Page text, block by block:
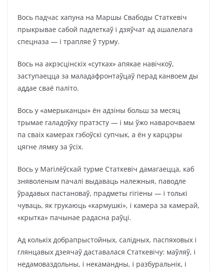
Вось падчас хапуна на Маршы Свабоды Статкевіч
прыкрывае сабой падлеткаў і дзяўчат ад ашалелага
спецназа — і трапляе ў турму.
Вось на акрэсцінскіх «сутках» апякае навічкоў,
заступаецца за маладафронтаўцаў перад канвоем ды
аддае сваё паліто.
Вось у «амерыканцы» ён адзіны больш за месяц
трымае галадоўку пратэсту — і мы ўжо наварочваем
па сваіх камерах гэбоўскі супчык, а ён у карцэры
цягне лямку за ўсіх.
Вось у Магілёўскай турме Статкевіч дамагаецца, каб
зняволеным пачалі выдаваць належныя, паводле
ўрадавых пастановаў, прадметы гігіены — і толькі
чуваць, як грукаюць «кармушкі», і камера за камерай,
«крытка» пачынае радасна раўці.
Ад колькіх добрапрыстойных, салідных, паспяховых і
глянцавых дзеячаў даставалася Статкевічу: маўляў, і
недамоваздольны, і некамандны, і разбуральнік, і